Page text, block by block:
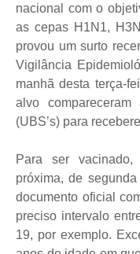
nacional com o
as cepas H1N1,
provou um surto
Vigilância
manhã desta terça-
alvo
(UBS’s) para
Para ser
próxima, de
documento oficial
preciso intervalo
19, por exemplo.